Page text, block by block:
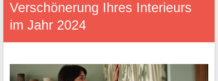
Verschönerung Ihres Interieurs
im Jahr 2024